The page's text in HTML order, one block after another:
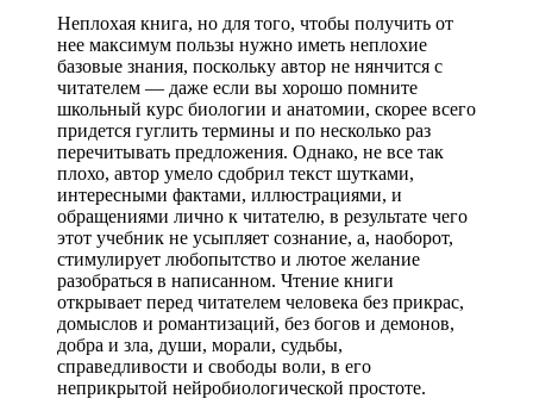
Неплохая книга, но для того, чтобы получить от
нее максимум пользы нужно иметь неплохие
базовые знания, поскольку автор не нянчится с
читателем — даже если вы хорошо помните
школьный курс биологии и анатомии, скорее всего
придется гуглить термины и по несколько раз
перечитывать предложения. Однако, не все так
плохо, автор умело сдобрил текст шутками,
интересными фактами, иллюстрациями, и
обращениями лично к читателю, в результате чего
этот учебник не усыпляет сознание, а, наоборот,
стимулирует любопытство и лютое желание
разобраться в написанном. Чтение книги
открывает перед читателем человека без прикрас,
домыслов и романтизаций, без богов и демонов,
добра и зла, души, морали, судьбы,
справедливости и свободы воли, в его
неприкрытой нейробиологической простоте.